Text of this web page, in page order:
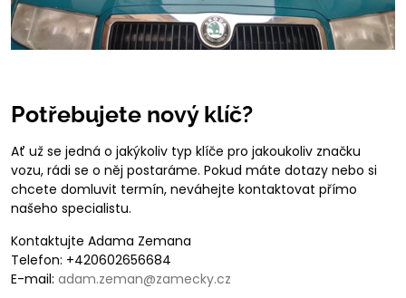
Potřebujete nový klíč?
Ať už se jedná o jakýkoliv typ klíče pro jakoukoliv značku
vozu, rádi se o něj postaráme. Pokud máte dotazy nebo si
chcete domluvit termín, neváhejte kontaktovat přímo
našeho specialistu.
Kontaktujte Adama Zemana
Telefon: +420602656684
E-mail: adam.zeman@zamecky.cz